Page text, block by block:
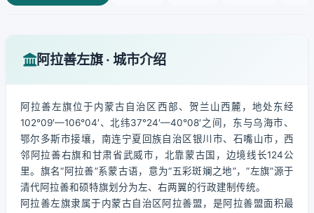
阿拉善左旗 · 城市介绍
阿拉善左旗位于内蒙古自治区西部、贺兰山西麓，地处东经
102°09′—106°04′、北纬37°24′—40°08′之间，东与乌海市、
鄂尔多斯市接壤，南连宁夏回族自治区银川市、石嘴山市，西
邻阿拉善右旗和甘肃省武威市，北靠蒙古国，边境线长124公
里。旗名“阿拉善”系蒙古语，意为“五彩斑斓之地”，“左旗”源于
清代阿拉善和硕特旗划分为左、右两翼的行政建制传统。
阿拉善左旗隶属于内蒙古自治区阿拉善盟，是阿拉善盟面积最